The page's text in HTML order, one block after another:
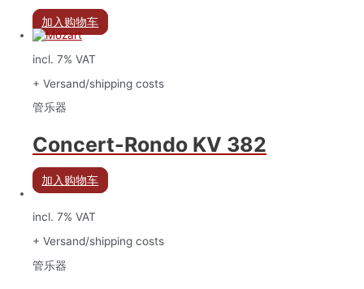
加入购物车
incl. 7% VAT
+ Versand/shipping costs
管乐器
Concert-Rondo KV 382
加入购物车
incl. 7% VAT
+ Versand/shipping costs
管乐器